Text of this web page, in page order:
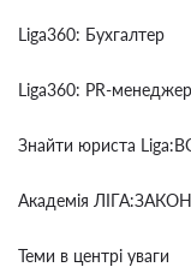
Liga360: Бухгалтер
Liga360: PR-менеджер
Знайти юриста
Академія ЛІГА:ЗАКОН
Теми в центрі уваги